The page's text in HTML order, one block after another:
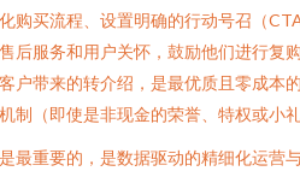
购买流程、设置明确的行动号召（
后服务和用户关怀，鼓励他们进行复
户带来的转介绍，是最优质且零成本
制（即使是非现金的荣誉、特权或小
最重要的，是数据驱动的精细化运营